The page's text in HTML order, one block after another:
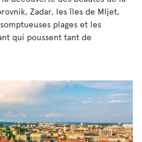
Zadar, les îles de Mljet,
plages et les
qui poussent tant de